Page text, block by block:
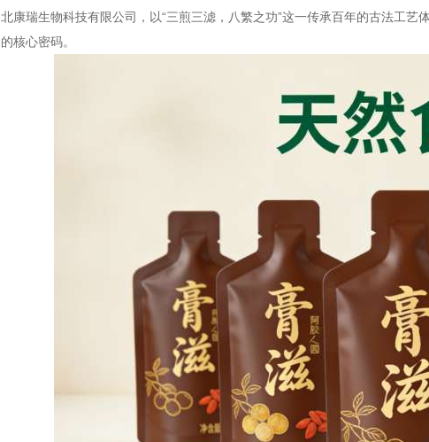
北康瑞生物科技有限公司，以“三煎三滤，八繁之功”这一传承百年的古法工
的核心密码。